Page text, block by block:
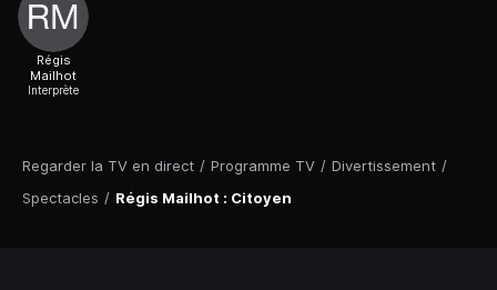
Regarder la TV en direct / Programme TV / Divertissement /
Spectacles / Régis Mailhot : Citoyen
Régis
Mailhot
Interprète